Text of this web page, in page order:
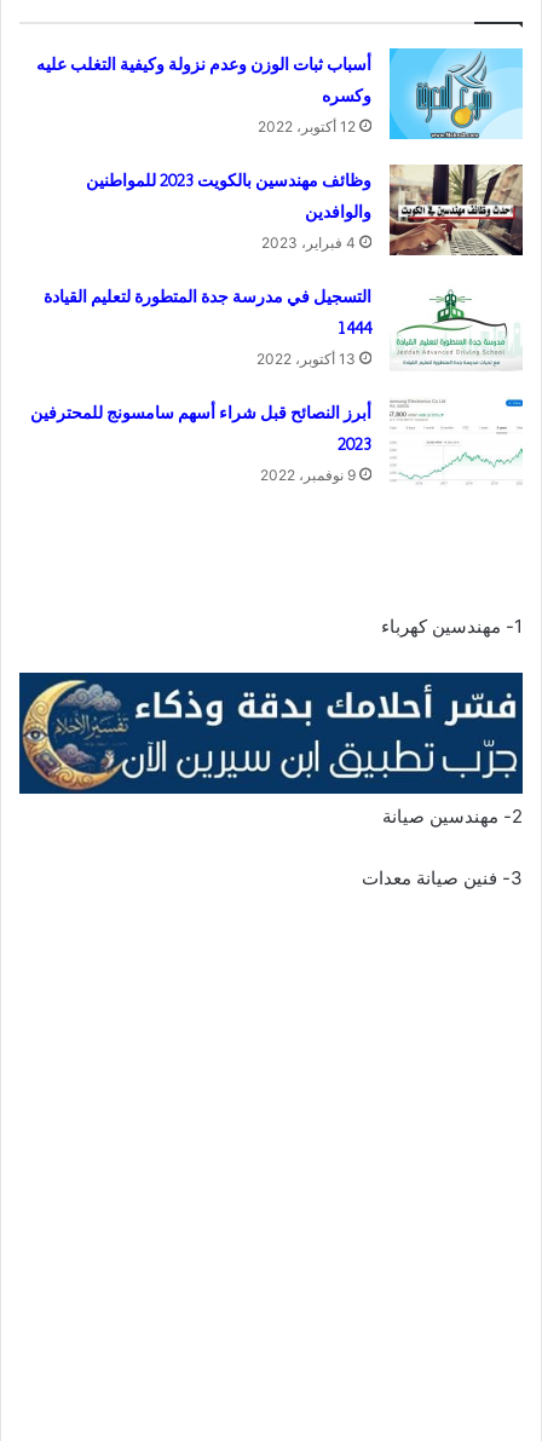
أسباب ثبات الوزن وعدم نزولة وكيفية التغلب عليه
وكسره
12 أكتوبر، 2022
وظائف مهندسين بالكويت 2023 للمواطنين
والوافدين
4 فبراير، 2023
التسجيل في مدرسة جدة المتطورة لتعليم القيادة
1444
13 أكتوبر، 2022
أبرز النصائح قبل شراء أسهم سامسونج للمحترفين
2023
9 نوفمبر، 2022
1- مهندسين كهرباء
2- مهندسين صيانة
3- فنين صيانة معدات